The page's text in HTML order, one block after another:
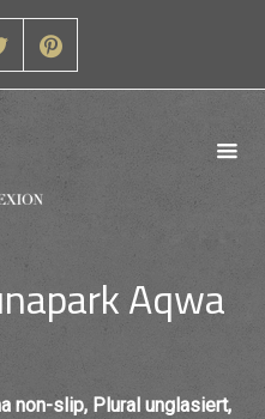
Aqwa
non-slip, Plural unglasiert,